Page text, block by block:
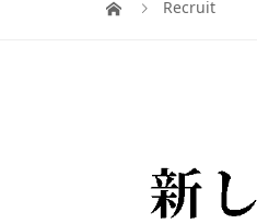
Recruit